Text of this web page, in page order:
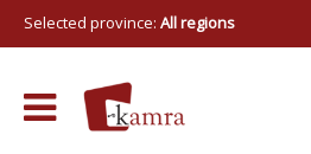
Selected province: All regions